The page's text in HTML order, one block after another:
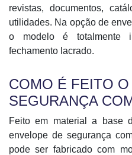
revistas, documentos,
utilidades. Na opção de
o modelo é totalmente
fechamento lacrado.
COMO É FEITO
SEGURANÇA
Feito em material a base
envelope de segurança
pode ser fabricado com